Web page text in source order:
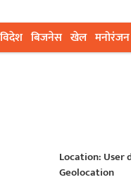
बिजनेस खेल मनोरंजन
Location: User
Geolocation